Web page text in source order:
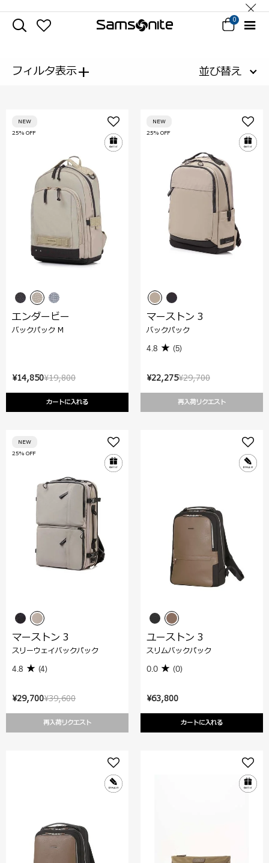
0
フィルタ表示+ 並び替え
¥19,800
¥14,850
カートに入れる
25% OFF
NEW
エンダービー
バックパック M
¥29,700
¥22,275
再入荷リクエスト
25% OFF
NEW
マーストン 3
バックパック
4.8 (5)
¥39,600
¥29,700
再入荷リクエスト
25% OFF
NEW
マーストン 3
スリーウェイバックパック
4.8 (4)
¥63,800
カートに入れる
ユーストン 3
スリムバックパック
0.0 (0)